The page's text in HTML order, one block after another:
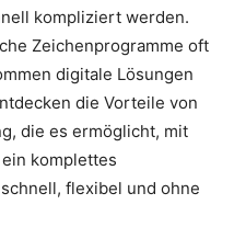
kompliziert werden.
Zeichenprogramme oft
digitale Lösungen
die Vorteile von
die es ermöglicht, mit
komplettes
flexibel und ohne